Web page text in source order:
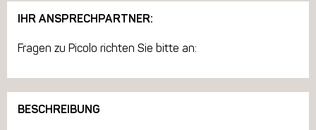
IHR ANSPRECHPARTNER:
Fragen zu Picolo richten Sie bitte an:
BESCHREIBUNG